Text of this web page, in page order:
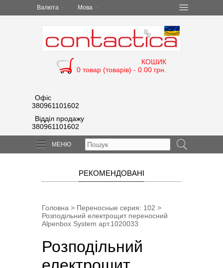
Валюта Мова
КОШИК
0 товар (товарів) - 0.00 грн.
Офіс
380961101602
Відділ продажу
380961101602
МЕНЮ
РЕКОМЕНДОВАНІ
Головна > Переносные cерия: 102 >
Розподільний електрощит переносний
Alpenbox System арт.1020033
Розподільний